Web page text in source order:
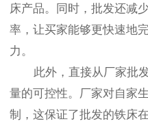
床产品。同时，批发还减
率，让买家能够更快速地
力。
此外，直接从厂家批
量的可控性。厂家对自家
制，这保证了批发的铁床